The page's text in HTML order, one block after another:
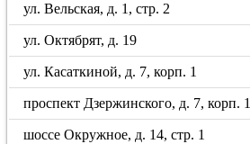
ул. Вельская, д. 1, стр. 2
ул. Октябрят, д. 19
ул. Касаткиной, д. 7, корп. 1
проспект Дзержинского, д. 7, корп.
шоссе Окружное, д. 14, стр. 1